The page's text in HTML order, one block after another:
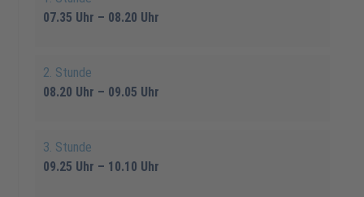
07.35 Uhr – 08.20 Uhr
2. Stunde
08.20 Uhr – 09.05 Uhr
3. Stunde
09.25 Uhr – 10.10 Uhr